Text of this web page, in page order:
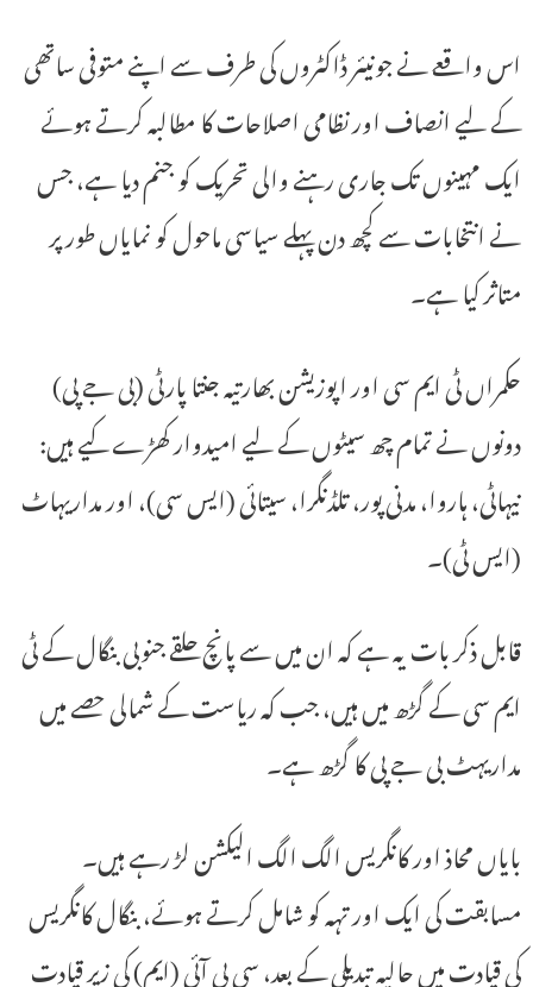
اس واقعے نے جونیئر ڈاکٹروں کی طرف سے اپنے متوفی ساتھی
کے لیے انصاف اور نظامی اصلاحات کا مطالبہ کرتے ہوئے
ایک مہینوں تک جاری رہنے والی تحریک کو جنم دیا ہے، جس
نے انتخابات سے کچھ دن پہلے سیاسی ماحول کو نمایاں طور پر
متاثر کیا ہے۔
حکمراں ٹی ایم سی اور اپوزیشن بھارتیہ جنتا پارٹی (بی جے پی)
دونوں نے تمام چھ سیٹوں کے لیے امیدوار کھڑے کیے ہیں:
نیہاٹی، ہاروا، مدنی پور، تلڈنگرا، سیتائی (ایس سی)، اور مداریہاٹ
(ایس ٹی)۔
قابل ذکر بات یہ ہے کہ ان میں سے پانچ حلقے جنوبی بنگال کے ٹی
ایم سی کے گڑھ میں ہیں، جب کہ ریاست کے شمالی حصے میں
مداریہٹ بی جے پی کا گڑھ ہے۔
بایاں محاذ اور کانگریس الگ الگ الیکشن لڑ رہے ہیں۔
مسابقت کی ایک اور تہہ کو شامل کرتے ہوئے، بنگال کانگریس
کی قیادت میں حالیہ تبدیلی کے بعد، سی پی آئی (ایم) کی زیر قیادت